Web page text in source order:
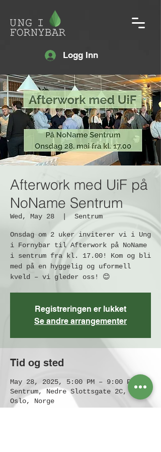
Logg Inn
Afterwork med UiF på
NoName Sentrum
Wed, May 28 Sentrum
Onsdag om 2 uker inviterer vi i Ung
i Fornybar til Afterwork på NoName
i sentrum fra kl. 17.00! Kom og bli
med på en hyggelig og uformell
kveld – vi gleder oss! 😊
Registreringen er lukket
Se andre arrangementer
Tid og sted
May 28, 2025, 5:00 PM – 9:00 PM
Sentrum, Nedre Slottsgate 2C, 0153
Oslo, Norge